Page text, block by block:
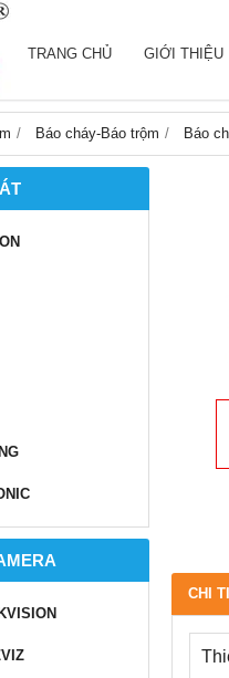
TRANG CHỦ GIỚI THIỆU
Báo cháy-Báo trộm Báo
CHI